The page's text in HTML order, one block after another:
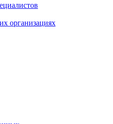
организациях